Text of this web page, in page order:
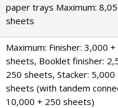
paper trays Maximum:
sheets
Maximum: Finisher: 3,000
sheets, Booklet finisher:
250 sheets, Stacker: 5,000
sheets (with tandem
10,000 + 250 sheets)